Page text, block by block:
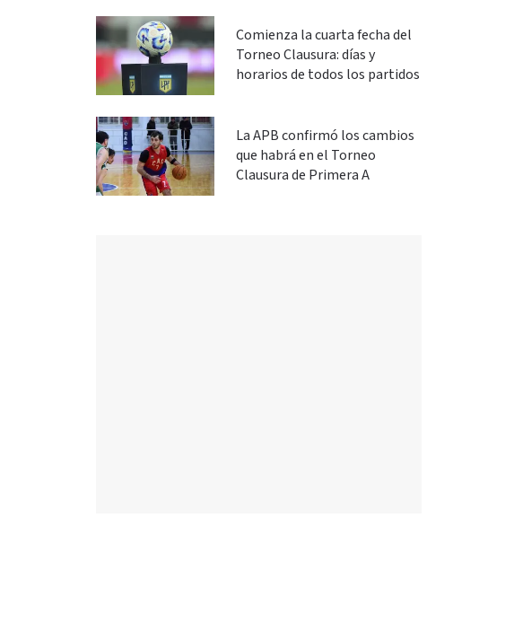
Comienza la cuarta fecha del
Torneo Clausura: días y
horarios de todos los partidos
La APB confirmó los cambios
que habrá en el Torneo
Clausura de Primera A